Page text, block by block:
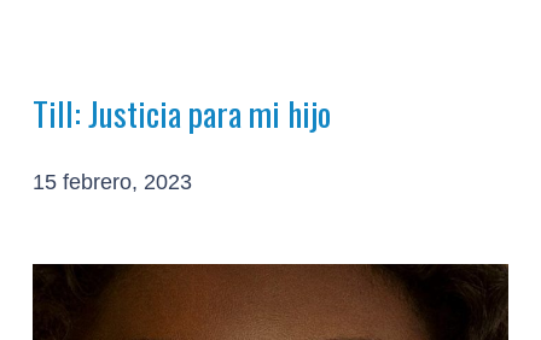
Till: Justicia para mi hijo
15 febrero, 2023